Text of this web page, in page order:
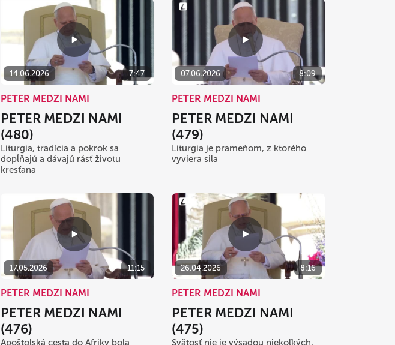
14.06.2026 7:47
PETER MEDZI NAMI
PETER MEDZI NAMI
(480)
Liturgia, tradícia a pokrok sa
dopĺňajú a dávajú rásť životu
kresťana
07.06.2026 8:09
PETER MEDZI NAMI
PETER MEDZI NAMI
(479)
Liturgia je prameňom, z ktorého
vyviera sila
17.05.2026 11:15
PETER MEDZI NAMI
PETER MEDZI NAMI
(476)
Apoštolská cesta do Afriky bola
26.04.2026 8:16
PETER MEDZI NAMI
PETER MEDZI NAMI
(475)
Svätosť nie je výsadou niekoľkých,